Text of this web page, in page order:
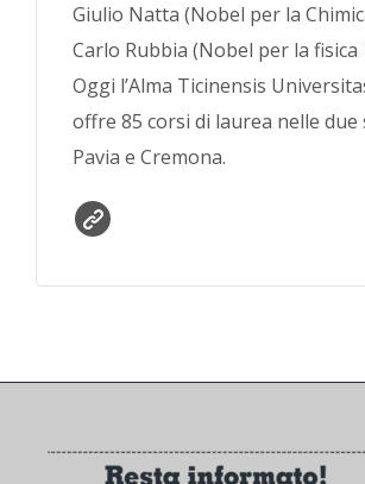
Giulio Natta (Nobel per la
Carlo Rubbia (Nobel per la fisica
Oggi l’Alma Ticinensis
offre 85 corsi di laurea nelle due
Pavia e Cremona.